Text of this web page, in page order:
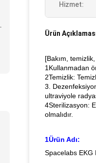
Hizmet:
Ürün
[Bakım,
1Kullanmadan
2Temizlik:
3.
ultraviyole
4Sterilizasyon:
olmalıdır.
1Ürün Adı:
Spacelabs EKG